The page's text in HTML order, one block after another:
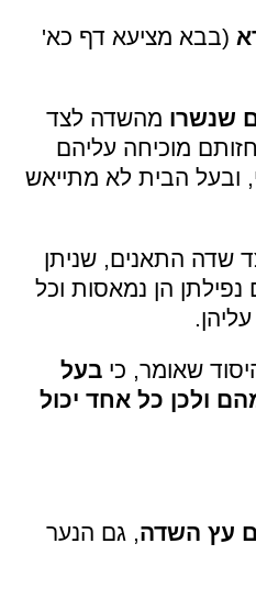
(בבא מציעא דף כא'
שנשרו מהשדה לצד
מוכיחה עליהם
ובעל הבית לא מתייאש
שדה התאנים, שניתן
נפילתן הן נמאסות וכל
שאומר, כי בעל
ולכן כל אחד יכול
עץ השדה, גם הנער